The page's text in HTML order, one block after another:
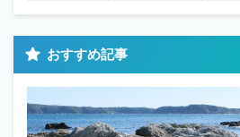
おすすめ記事